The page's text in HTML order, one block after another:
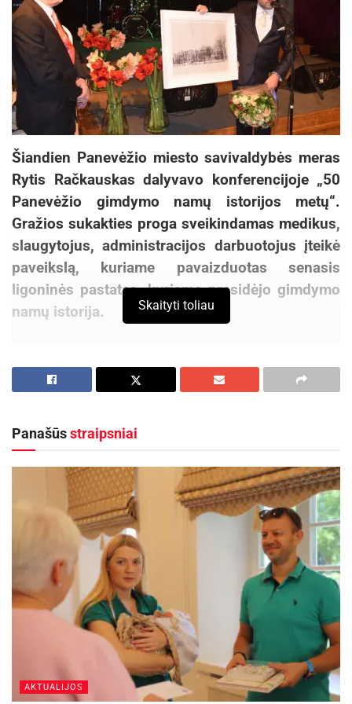
Šiandien Panevėžio miesto savivaldybės meras
Rytis Račkauskas dalyvavo konferencijoje „50
Panevėžio gimdymo namų istorijos metų“.
Gražios sukakties proga sveikindamas medikus,
slaugytojus, administracijos darbuotojus įteikė
paveikslą, kuriame pavaizduotas senasis
ligoninės pastatas, kuriame prasidėjo gimdymo
namų istorija.
Jonavos ligoninėje gimė 300-asis šių metų
Ringaudų
2026-07-31
„Sveikinu visą miesto bendruomenę, nes turbūt
nerasime panevėžiečių šeimos, su kuria jūs
nebūtumėte buvę įsimintiniausiu metu – į pasaulį
ateinant vaikams. Dėkoju už pastangas,
pasiaukojimą, kantrybę. Linkiu, kad pagarba ir
padėka už jūsų nepaprastą darbą būtų reiškiama
kiekvieną dieną. Kad Jus lydėtų sėkmė ir tik
geros emocijos“, – sakė meras R. Račkauskas.
Skaityti toliau
Panašūsstraipsniai
AKTUALIJOS